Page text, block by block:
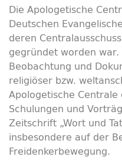
Die Apologetische
Deutschen
deren
gegründet worden
Beobachtung und
religiöser bzw.
Apologetische
Schulungen und
Zeitschrift „Wort und
insbesondere auf der
Freidenkerbewegung.